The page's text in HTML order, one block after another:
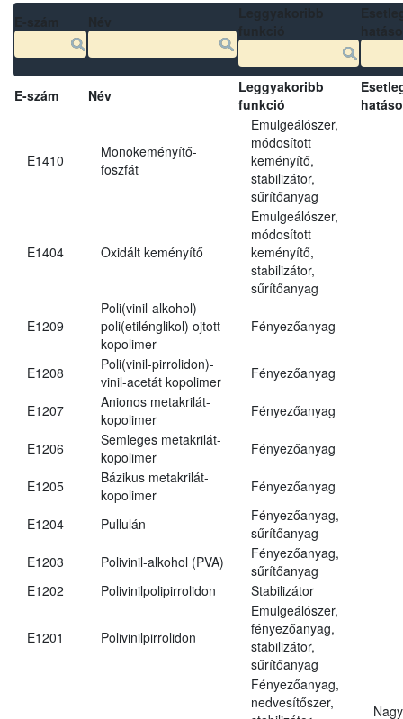
E-szám Név
Leggyakoribb
funkció
E1410
Monokeményítő-
foszfát
Emulgeálószer,
módosított
keményítő,
stabilizátor,
sűrítőanyag
E1404 Oxidált keményítő
Emulgeálószer,
módosított
keményítő,
stabilizátor,
sűrítőanyag
E1209
Poli(vinil-alkohol)-
poli(etilénglikol) ojtott
kopolimer
Fényezőanyag
E1208
Poli(vinil-pirrolidon)-
vinil-acetát kopolimer
Fényezőanyag
E1207
Anionos metakrilát-
kopolimer
Fényezőanyag
E1206
Semleges metakrilát-
kopolimer
Fényezőanyag
E1205
Bázikus metakrilát-
kopolimer
Fényezőanyag
E1204 Pullulán
Fényezőanyag,
sűrítőanyag
E1203
Polivinil-alkohol (PVA)
Fényezőanyag,
sűrítőanyag
E1202
Polivinilpolipirrolidon Stabilizátor
E1201 Polivinilpirrolidon
Emulgeálószer,
fényezőanyag,
stabilizátor,
sűrítőanyag
Fényezőanyag,
nedvesítőszer,